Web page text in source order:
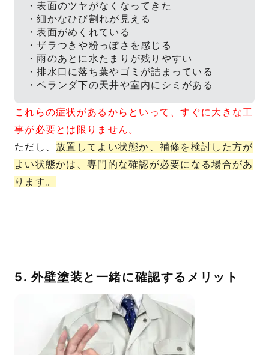
・表面のツヤがなくなってきた
・細かなひび割れが見える
・表面がめくれている
・ザラつきや粉っぽさを感じる
・雨のあとに水たまりが残りやすい
・排水口に落ち葉やゴミが詰まっている
・ベランダ下の天井や室内にシミがある
これらの症状があるからといって、すぐに大きな工
事が必要とは限りません。
ただし、 放置してよい状態か、補修を検討した方が
よい状態かは、専門的な確認が必要になる場合があ
ります。
5. 外壁塗装と一緒に確認するメリット